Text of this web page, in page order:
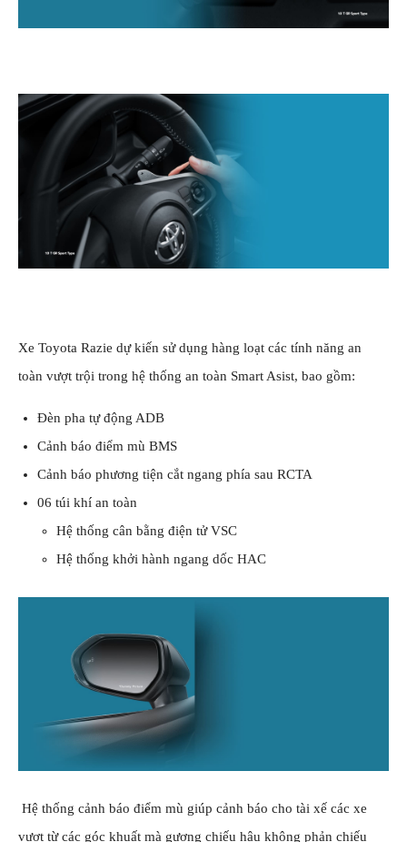
Xe Toyota Razie dự kiến sử dụng hàng loạt các tính năng an
toàn vượt trội trong hệ thống an toàn Smart Asist, bao gồm:
Đèn pha tự động ADB
Cảnh báo điểm mù BMS
Cảnh báo phương tiện cắt ngang phía sau RCTA
06 túi khí an toàn
Hệ thống cân bằng điện tử VSC
Hệ thống khởi hành ngang dốc HAC
Hệ thống cảnh báo điểm mù giúp cảnh báo cho tài xế các xe
vượt từ các góc khuất mà gương chiếu hậu không phản chiếu